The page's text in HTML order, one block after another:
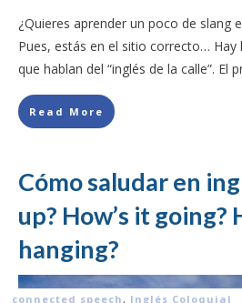
¿Quieres aprender un poco de slang
Pues, estás en el sitio correcto…
que hablan del “inglés de la calle”. El
Read More
Cómo saludar en
up? How’s it going?
hanging?
connected speech, Inglés Coloquial